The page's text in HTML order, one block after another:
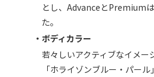
とし、AdvanceとPremium
た。
・ボディカラー
若々しいアクティブなイメ
「ホライゾンブルー・パー